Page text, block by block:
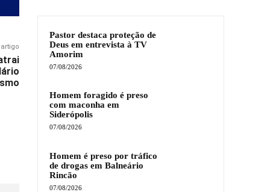
Pastor destaca proteção de
Deus em entrevista à TV
Amorim
07/08/2026
Homem foragido é preso
com maconha em
Siderópolis
07/08/2026
Homem é preso por tráfico
de drogas em Balneário
Rincão
07/08/2026